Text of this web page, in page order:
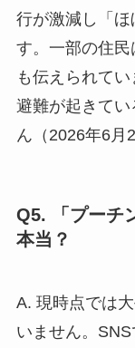
行が激減し「ほ
す。一部の住民
も伝えられて
避難が起きて
ん（2026年6月
Q5. 「プーチ
本当？
A. 現時点では
いません。